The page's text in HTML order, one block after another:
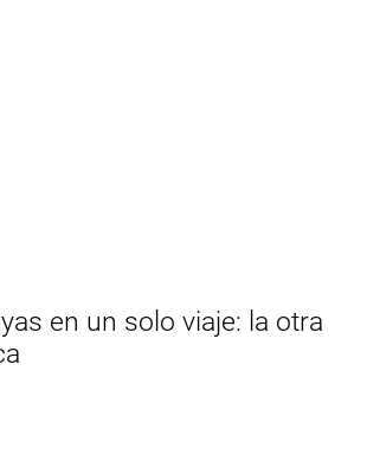
en un solo viaje: la otra